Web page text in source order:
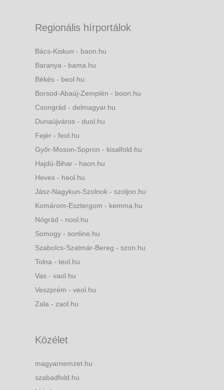
Regionális hírportálok
Bács-Kiskun - baon.hu
Baranya - bama.hu
Békés - beol.hu
Borsod-Abaúj-Zemplén - boon.hu
Csongrád - delmagyar.hu
Dunaújváros - duol.hu
Fejér - feol.hu
Győr-Moson-Sopron - kisalfold.hu
Hajdú-Bihar - haon.hu
Heves - heol.hu
Jász-Nagykun-Szolnok - szoljon.hu
Komárom-Esztergom - kemma.hu
Nógrád - nool.hu
Somogy - sonline.hu
Szabolcs-Szatmár-Bereg - szon.hu
Tolna - teol.hu
Vas - vaol.hu
Veszprém - veol.hu
Zala - zaol.hu
Közélet
magyarnemzet.hu
szabadfold.hu